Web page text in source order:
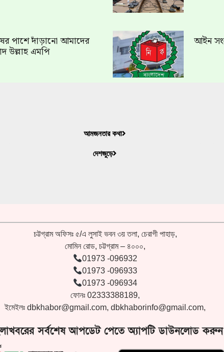
পাশে দাঁড়ানো আমাদের
উল্লাহ এমপি
আইন
আমজনতার কথা
দেশজুড়ে
চট্টগ্রাম অফিসঃ ৫/এ লুসাই ভবন ৩য় তলা, চেরাগী পাহাড়,
মোমিন রোড, চট্টগ্রাম – ৪০০০,
01973 -096932
01973 -096933
01973 -096934
ফোনঃ 02333388189,
ইমেইলঃ dbkhabor@gmail.com, dbkhaborinfo@gmail.com,
সর্বশেষ আপডেট পেতে অ্যাপটি ডাউনলোড করুন